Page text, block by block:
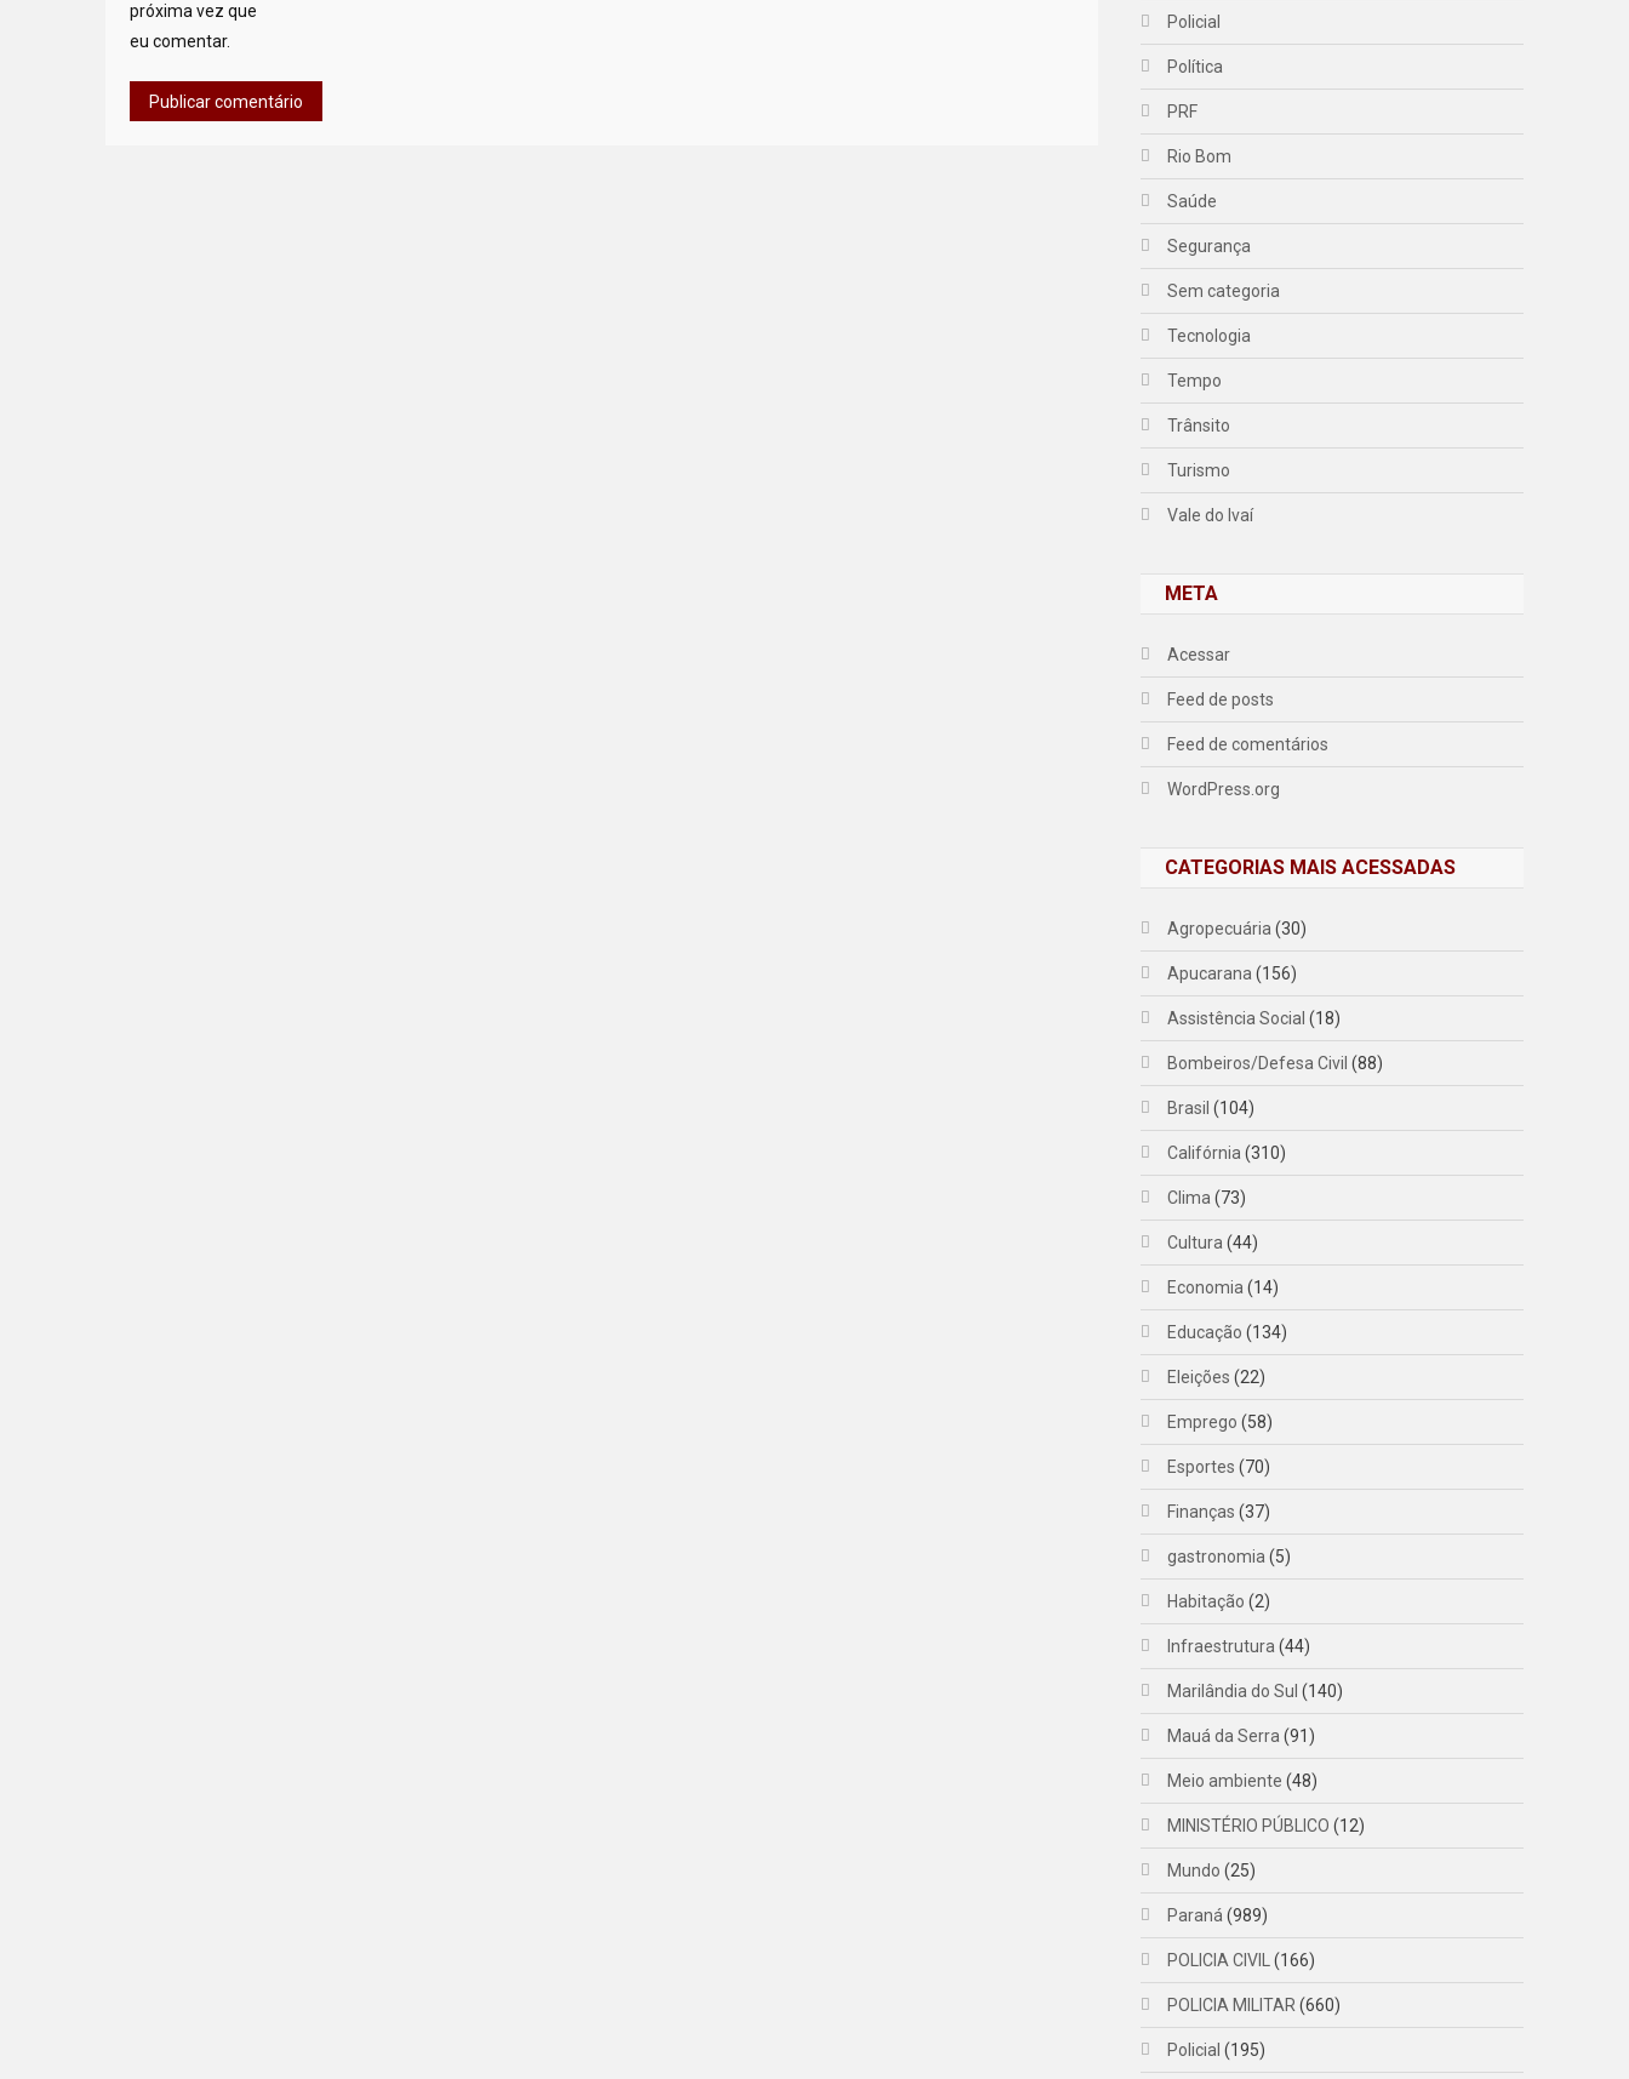
próxima vez que
eu comentar.
Policial
Política
PRF
Rio Bom
Saúde
Segurança
Sem categoria
Tecnologia
Tempo
Trânsito
Turismo
Vale do Ivaí
META
Acessar
Feed de posts
Feed de comentários
WordPress.org
CATEGORIAS MAIS ACESSADAS
Agropecuária (30)
Apucarana (156)
Assistência Social (18)
Bombeiros/Defesa Civil (88)
Brasil (104)
Califórnia (310)
Clima (73)
Cultura (44)
Economia (14)
Educação (134)
Eleições (22)
Emprego (58)
Esportes (70)
Finanças (37)
gastronomia (5)
Habitação (2)
Infraestrutura (44)
Marilândia do Sul (140)
Mauá da Serra (91)
Meio ambiente (48)
MINISTÉRIO PÚBLICO (12)
Mundo (25)
Paraná (989)
POLICIA CIVIL (166)
POLICIA MILITAR (660)
Policial (195)